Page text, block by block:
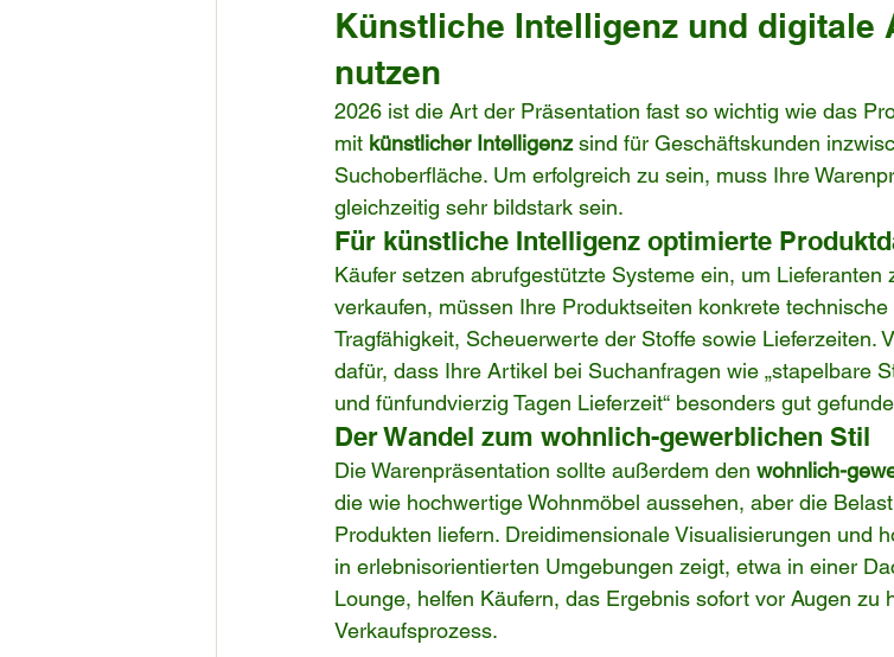
Künstliche Intelligenz und digitale
nutzen
2026 ist die Art der Präsentation fast so wichtig wie das
mit künstlicher Intelligenz sind für Geschäftskunden
Suchoberfläche. Um erfolgreich zu sein, muss Ihre
gleichzeitig sehr bildstark sein.
Für künstliche Intelligenz optimierte
Käufer setzen abrufgestützte Systeme ein, um Lieferanten
verkaufen, müssen Ihre Produktseiten konkrete
Tragfähigkeit, Scheuerwerte der Stoffe sowie Lieferzeiten.
dafür, dass Ihre Artikel bei Suchanfragen wie „stapelbare
und fünfundvierzig Tagen Lieferzeit“ besonders gut
Der Wandel zum wohnlich-gewerblichen Stil
Die Warenpräsentation sollte außerdem den wohnlich-
die wie hochwertige Wohnmöbel aussehen, aber die
Produkten liefern. Dreidimensionale Visualisierungen und
in erlebnisorientierten Umgebungen zeigt, etwa in einer
Lounge, helfen Käufern, das Ergebnis sofort vor Augen zu
Verkaufsprozess.